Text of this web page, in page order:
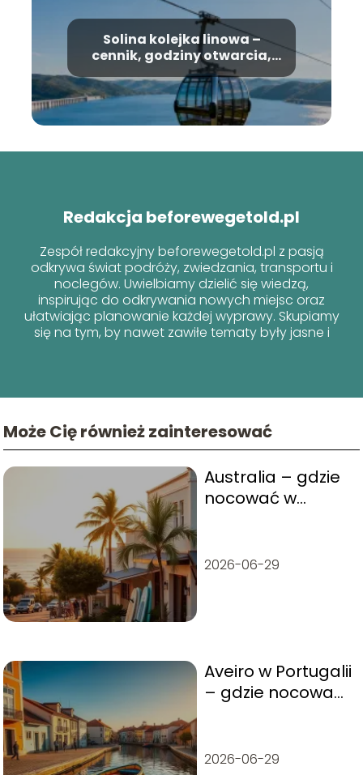
Solina kolejka linowa –
cennik, godziny otwarcia,
informacje
Redakcja beforewegetold.pl
Zespół redakcyjny beforewegetold.pl z pasją
odkrywa świat podróży, zwiedzania, transportu i
noclegów. Uwielbiamy dzielić się wiedzą,
inspirując do odkrywania nowych miejsc oraz
ułatwiając planowanie każdej wyprawy. Skupiamy
się na tym, by nawet zawiłe tematy były jasne i
Może Cię również zainteresować
Australia – gdzie
nocować w
2026-06-29
Aveiro w Portugalii
– gdzie nocować i
2026-06-29